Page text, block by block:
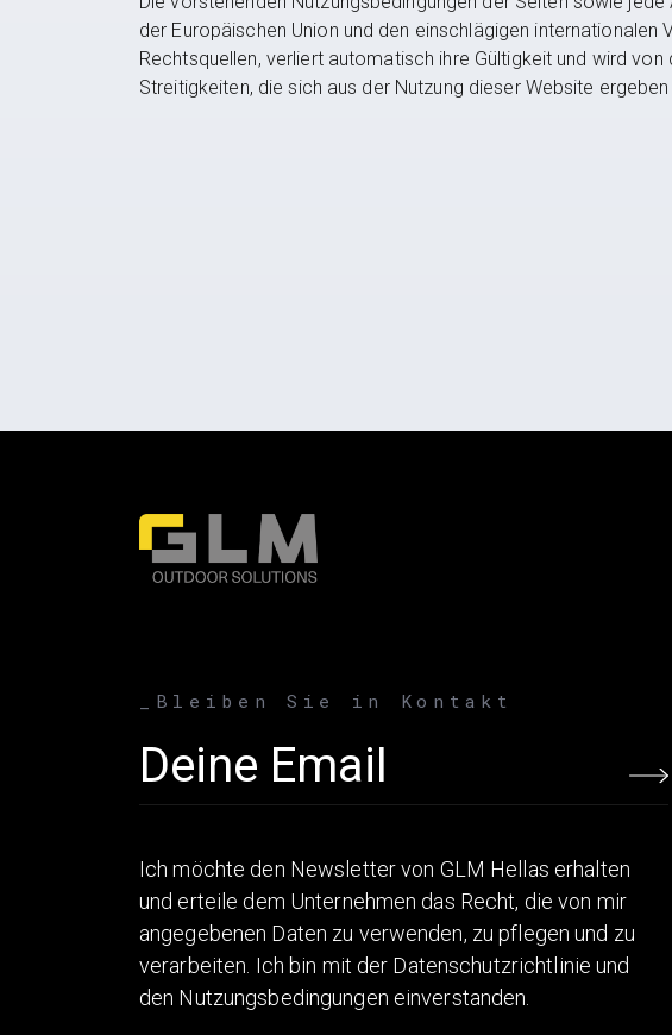
der Europäischen Union und den einschlägigen
Rechtsquellen, verliert automatisch ihre Gültigkeit und wird
Streitigkeiten, die sich aus der Nutzung dieser Website
_Bleiben Sie in Kontakt
Email address
Ich möchte den Newsletter von GLM Hellas erhalten
und erteile dem Unternehmen das Recht, die von mir
angegebenen Daten zu verwenden, zu pflegen und zu
verarbeiten. Ich bin mit der Datenschutzrichtlinie und
den Nutzungsbedingungen einverstanden.